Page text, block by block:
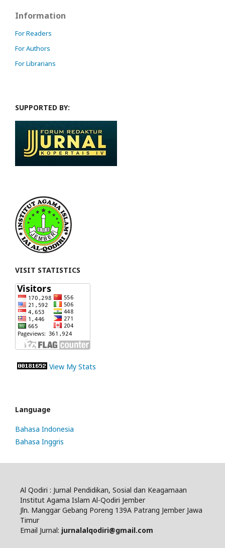
Information
For Readers
For Authors
For Librarians
SUPPORTED BY:
VISIT STATISTICS
View My Stats
Language
Bahasa Indonesia
Bahasa Inggris
Al Qodiri : Jurnal Pendidikan, Sosial dan Keagamaan
Institut Agama Islam Al-Qodiri Jember
Jln. Manggar Gebang Poreng 139A Patrang Jember Jawa
Timur
Email Jurnal: jurnalalqodiri@gmail.com